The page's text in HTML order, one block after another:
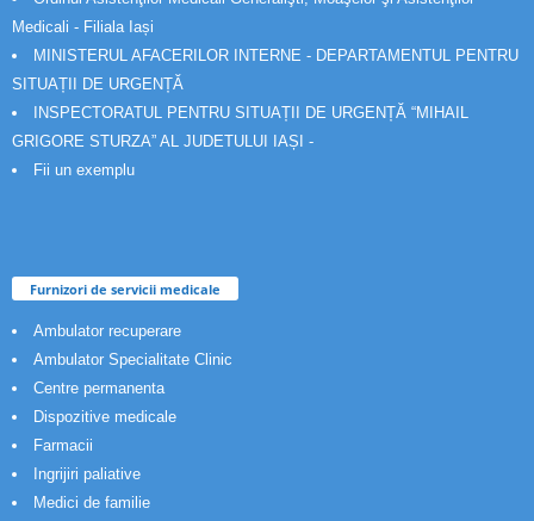
Medicali - Filiala Iași
MINISTERUL AFACERILOR INTERNE - DEPARTAMENTUL PENTRU
SITUAȚII DE URGENȚĂ
INSPECTORATUL PENTRU SITUAȚII DE URGENȚĂ “MIHAIL
GRIGORE STURZA” AL JUDETULUI IAȘI -
Fii un exemplu
Furnizori de servicii medicale
Ambulator recuperare
Ambulator Specialitate Clinic
Centre permanenta
Dispozitive medicale
Farmacii
Ingrijiri paliative
Medici de familie